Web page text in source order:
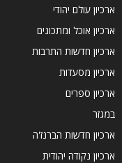
ארכיון עולם יהודי
ארכיון אוכל ומתכונים
ארכיון חדשות התרבות
ארכיון מסעדות
ארכיון ספרים
במגזר
ארכיון חדשות הברנז'ה
ארכיון נקודה יהודית